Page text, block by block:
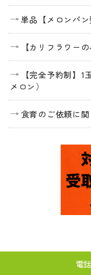
単品【メロンパン
【カリフラワー
【完全予約制】
メロン）
食育のご依頼に関
電